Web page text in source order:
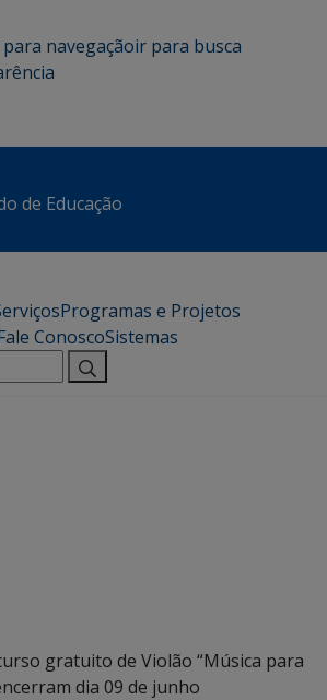
navegaçãoir para busca
de Educação
Programas e Projetos
ConoscoSistemas
gratuito de Violão “Música para
dia 09 de junho